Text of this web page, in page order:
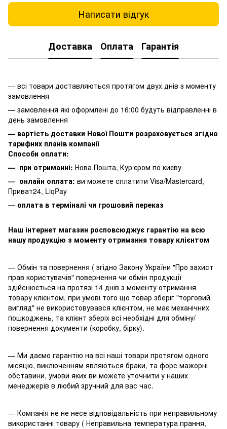
Написати відгук
Доставка Оплата Гарантія
— всі товари доставляються протягом двух днів з моменту
замовлення
— замовлення які оформлені до 16:00 будуть відправленні в
день замовлення
— вартість доставки Нової Пошти розраховується згідно
тарифних планів компанії
Способи оплати:
— при отриманні: Нова Пошта, Кур‘єром по києву
— онлайн оплата: ви можете сплатити Visa/Mastercard,
Приват24, LiqPay
— оплата в терміналі чи грошовий переказ
Наш інтернет магазин росповсюджує гарантію на всю
нашу продукцію з моменту отримання товару клієнтом
— Обмін та повернення ( згідно Закону України "Про захист
прав користувачів" повернення чи обмін продукції
здійснюється на протязі 14 днів з моменту отримання
товару клієнтом, при умові того що товар зберіг "торговий
вигляд" не використовувався клієнтом, не має механічних
пошкоджень, та клієнт зберіх всі необхідні для обміну/
повернення документи (коробку, бірку).
— Ми даємо гарантію на всі наші товари протягом одного
місяцю, виключенням являються браки, та форс мажорні
обставини, умови яких ви можете уточнити у наших
менеджерів в любий зручний для вас час.
— Компанія не не несе відповідальність при неправильному
використанні товару ( Неправильна температура прання,